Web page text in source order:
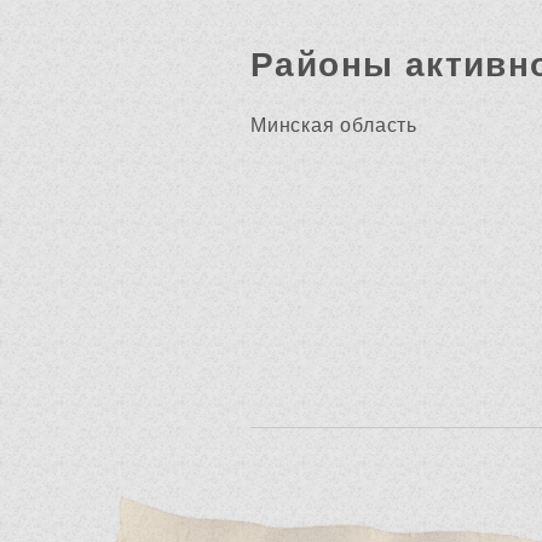
Районы
Минская область